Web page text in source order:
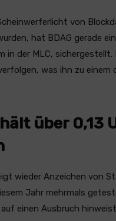
von
hat BDAG gerade
in der MLC,
was ihn zu
über 0,13
wieder Anzeichen von
Jahr mehrmals
einen Ausbruch